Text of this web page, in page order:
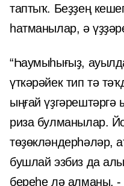
таптыҡ. Беҙҙең
һатманылар, ә
“Һаумыһығыҙ,
үткәрәйек тип тә
ыңғай
риза булманылар.
төҙөкләндерһәләр,
бушлай эзбиз да
береһе лә алманы,